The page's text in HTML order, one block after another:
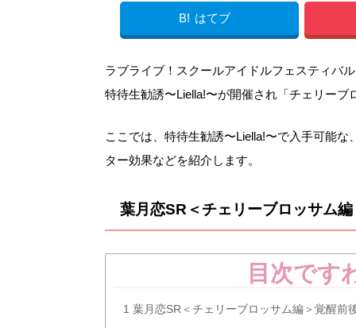
B! はてブ
ラブライブ！スクールアイドルフェスティバ
特待生勧誘〜Liella!〜が開催され「チェリーブ
ここでは、特待生勧誘〜Liella!〜で入手可能
ター効果などを紹介します。
葉月恋SR＜チェリーブロッサム
目次です
1 葉月恋SR＜チェリーブロッサム編＞覚醒前